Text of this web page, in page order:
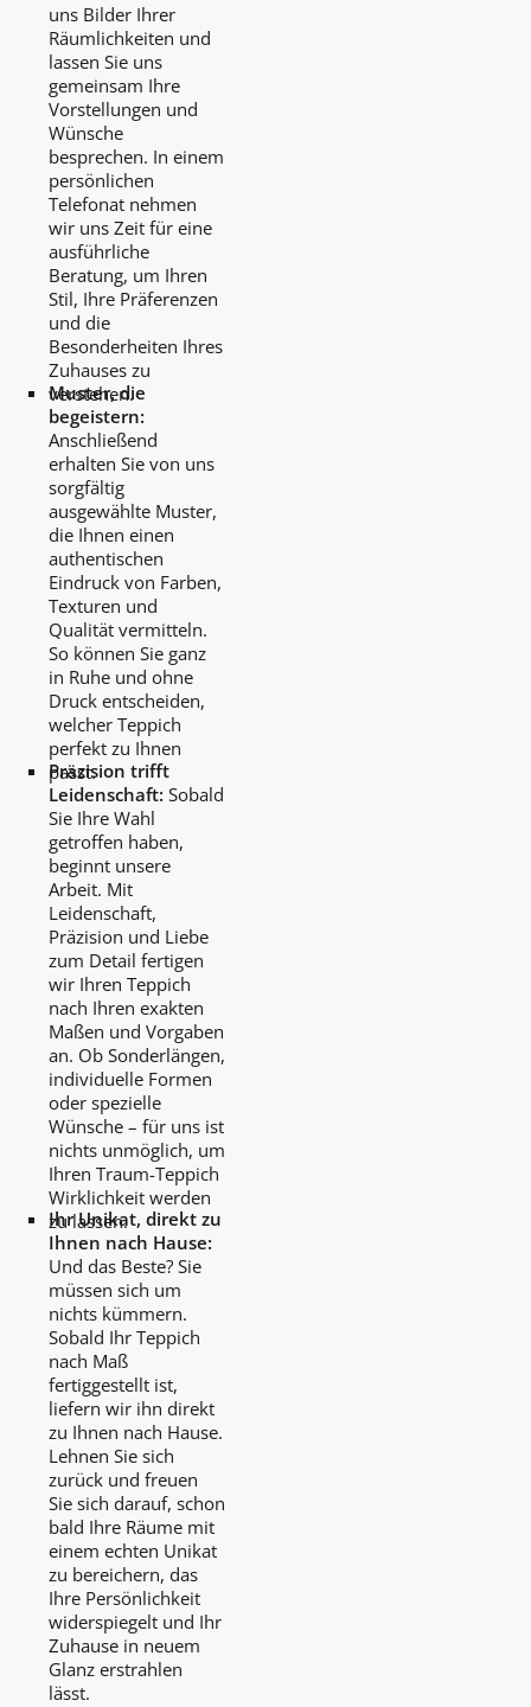
uns Bilder Ihrer
Räumlichkeiten und
lassen Sie uns
gemeinsam Ihre
Vorstellungen und
Wünsche
besprechen. In einem
persönlichen
Telefonat nehmen
wir uns Zeit für eine
ausführliche
Beratung, um Ihren
Stil, Ihre Präferenzen
und die
Besonderheiten Ihres
Zuhauses zu
verstehen.
Muster, die
begeistern:
Anschließend
erhalten Sie von uns
sorgfältig
ausgewählte Muster,
die Ihnen einen
authentischen
Eindruck von Farben,
Texturen und
Qualität vermitteln.
So können Sie ganz
in Ruhe und ohne
Druck entscheiden,
welcher Teppich
perfekt zu Ihnen
passt.
Präzision trifft
Leidenschaft: Sobald
Sie Ihre Wahl
getroffen haben,
beginnt unsere
Arbeit. Mit
Leidenschaft,
Präzision und Liebe
zum Detail fertigen
wir Ihren Teppich
nach Ihren exakten
Maßen und Vorgaben
an. Ob Sonderlängen,
individuelle Formen
oder spezielle
Wünsche – für uns ist
nichts unmöglich, um
Ihren Traum-Teppich
Wirklichkeit werden
zu lassen.
Ihr Unikat, direkt zu
Ihnen nach Hause:
Und das Beste? Sie
müssen sich um
nichts kümmern.
Sobald Ihr Teppich
nach Maß
fertiggestellt ist,
liefern wir ihn direkt
zu Ihnen nach Hause.
Lehnen Sie sich
zurück und freuen
Sie sich darauf, schon
bald Ihre Räume mit
einem echten Unikat
zu bereichern, das
Ihre Persönlichkeit
widerspiegelt und Ihr
Zuhause in neuem
Glanz erstrahlen
lässt.